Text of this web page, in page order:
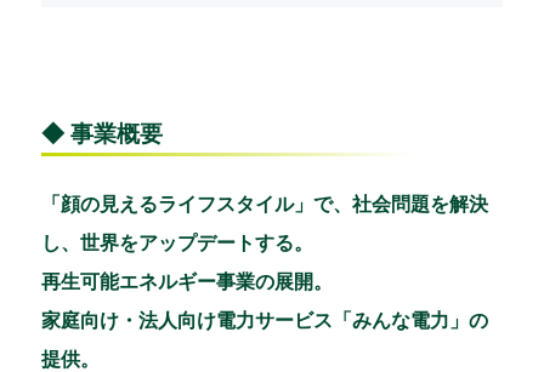
◆ 事業概要
「顔の見えるライフスタイル」で、社会問題を解決
し、世界をアップデートする。
再生可能エネルギー事業の展開。
家庭向け・法人向け電力サービス「みんな電力」の
提供。